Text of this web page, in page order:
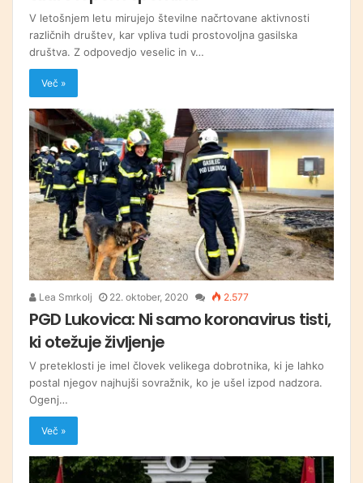
V letošnjem letu mirujejo številne načrtovane aktivnosti
različnih društev, kar vpliva tudi prostovoljna gasilska
društva. Z odpovedjo veselic in v…
Več »
Lea Smrkolj 22. oktober, 2020 2.577
PGD Lukovica: Ni samo koronavirus tisti,
ki otežuje življenje
V preteklosti je imel človek velikega dobrotnika, ki je lahko
postal njegov najhujši sovražnik, ko je ušel izpod nadzora.
Ogenj…
Več »